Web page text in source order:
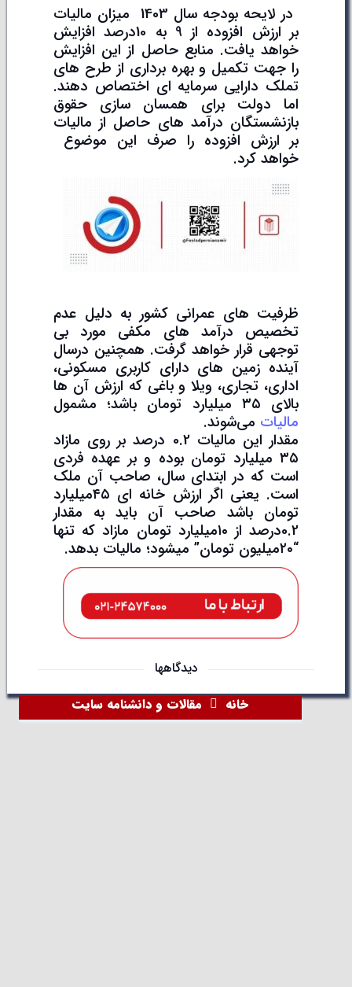
در لایحه بودجه سال 1403 میزان مالیات
بر ارزش افزوده از 9 به 10درصد افزایش
خواهد یافت. منابع حاصل از این افزایش
را جهت تکمیل و بهره برداری از طرح های
تملک دارایی سرمایه ای اختصاص دهند.
اما دولت برای همسان سازی حقوق
بازنشستگان درآمد های حاصل از مالیات
بر ارزش افزوده را صرف این موضوع
خواهد کرد.
ظرفیت های عمرانی کشور به دلیل عدم
تخصیص درآمد های مکفی مورد بی
توجهی قرار خواهد گرفت. همچنین درسال
آینده زمین های دارای کاربری مسکونی،
اداری، تجاری، ویلا و باغی که ارزش آن ها
بالای ۳۵ میلیارد تومان باشد؛ مشمول
مالیات می‌شوند.
مقدار این مالیات 0.2 درصد بر روی مازاد
۳۵ میلیارد تومان بوده و بر عهده فردی
است که در ابتدای سال، صاحب آن ملک
است. یعنی اگر ارزش خانه ای ۴۵میلیارد
تومان باشد صاحب آن باید به مقدار
0.2درصد از ۱۰میلیارد تومان مازاد که تنها
“۲۰میلیون تومان” میشود؛ مالیات بدهد.
دیدگاهها
خانه
مقالات و دانشنامه سایت